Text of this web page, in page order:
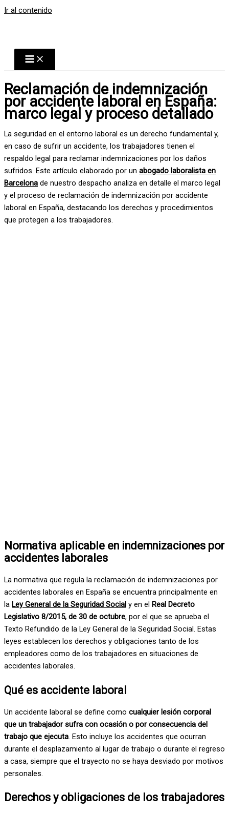
Ir al contenido
Reclamación de indemnización
por accidente laboral en España:
marco legal y proceso detallado
La seguridad en el entorno laboral es un derecho fundamental y,
en caso de sufrir un accidente, los trabajadores tienen el
respaldo legal para reclamar indemnizaciones por los daños
sufridos. Este artículo elaborado por un abogado laboralista en
Barcelona de nuestro despacho analiza en detalle el marco legal
y el proceso de reclamación de indemnización por accidente
laboral en España, destacando los derechos y procedimientos
que protegen a los trabajadores.
Normativa aplicable en indemnizaciones por
accidentes laborales
La normativa que regula la reclamación de indemnizaciones por
accidentes laborales en España se encuentra principalmente en
la Ley General de la Seguridad Social y en el Real Decreto
Legislativo 8/2015, de 30 de octubre, por el que se aprueba el
Texto Refundido de la Ley General de la Seguridad Social. Estas
leyes establecen los derechos y obligaciones tanto de los
empleadores como de los trabajadores en situaciones de
accidentes laborales.
Qué es accidente laboral
Un accidente laboral se define como cualquier lesión corporal
que un trabajador sufra con ocasión o por consecuencia del
trabajo que ejecuta. Esto incluye los accidentes que ocurran
durante el desplazamiento al lugar de trabajo o durante el regreso
a casa, siempre que el trayecto no se haya desviado por motivos
personales.
Derechos y obligaciones de los trabajadores